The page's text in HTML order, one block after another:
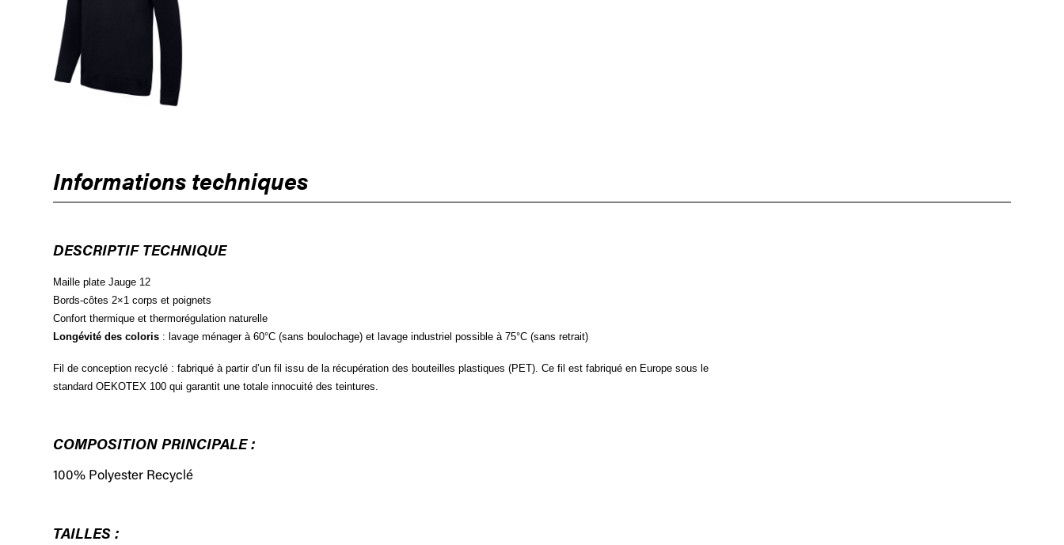
Informations techniques
DESCRIPTIF TECHNIQUE
Maille plate Jauge 12
Bords-côtes 2×1 corps et poignets
Confort thermique et thermorégulation naturelle
Longévité des coloris : lavage ménager à 60°C (sans boulochage) et lavage industriel possible à 75°C (sans retrait)
Fil de conception recyclé : fabriqué à partir d’un fil issu de la récupération des bouteilles plastiques (PET). Ce fil est fabriqué en Europe sous le
standard OEKOTEX 100 qui garantit une totale innocuité des teintures.
COMPOSITION PRINCIPALE :
100% Polyester Recyclé
TAILLES :